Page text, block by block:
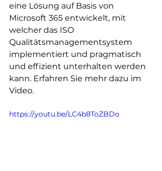
eine Lösung auf Basis von
Microsoft 365 entwickelt, mit
welcher das ISO
Qualitätsmanagementsystem
implementiert und pragmatisch
und effizient unterhalten werden
kann. Erfahren Sie mehr dazu im
Video.
https://youtu.be/LC4b8ToZBDo